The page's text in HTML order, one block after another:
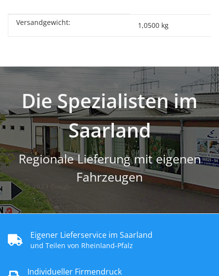
Produkteigenschaft
Wert
Versandgewicht: 1,0500 kg
Die Spezialisten im
Saarland
Regionale Lieferung mit eigenen
Fahrzeugen
Eigener Lieferservice im Saarland
und Teilen von Rheinland-Pfalz
Individueller Firmendruck